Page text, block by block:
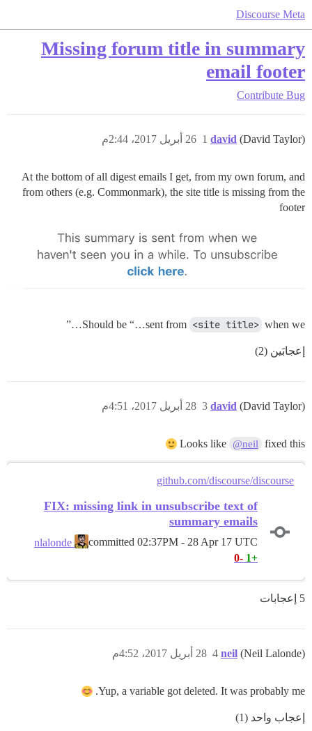
Discourse Meta
Missing forum title in summary
email footer
Contribute Bug
david (David Taylor) 26 أبريل 2017، 2:44م 1
At the bottom of all digest emails I get, from my own forum, and
from others (e.g. Commonmark), the site title is missing from the
footer
Should be “…sent from <site title> when we…”
إعجابَين (2)
david (David Taylor) 28 أبريل 2017، 4:51م 3
Looks like @neil fixed this
github.com/discourse/discourse
FIX: missing link in unsubscribe text of
summary emails
committed 02:37PM - 28 Apr 17 UTC
+1
-0
5 إعجابات
neil (Neil Lalonde) 28 أبريل 2017، 4:52م 4
Yup, a variable got deleted. It was probably me.
إعجاب واحد (1)